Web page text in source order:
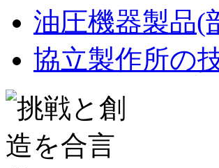
油圧機器製品(
協立製作所の